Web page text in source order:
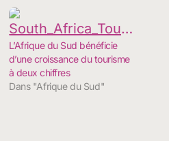
L’Afrique du Sud bénéficie
d’une croissance du tourisme
à deux chiffres
Dans "Afrique du Sud"